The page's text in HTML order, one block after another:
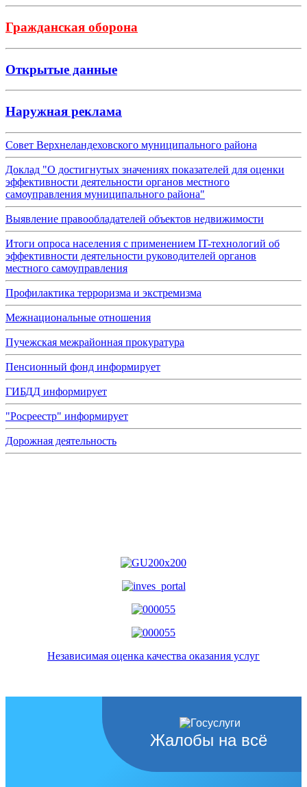
Гражданская оборона
Открытые данные
Наружная реклама
Совет Верхнеландеховского муниципального района
Доклад "О достигнутых значениях показателей для оценки
эффективности деятельности органов местного
самоуправления муниципального района"
Выявление правообладателей объектов недвижимости
Итоги опроса населения с применением IT-технологий об
эффективности деятельности руководителей органов
местного самоуправления
Профилактика терроризма и экстремизма
Межнациональные отношения
Пучежская межрайонная прокуратура
Пенсионный фонд информирует
ГИБДД информирует
"Росреестр" информирует
Дорожная деятельность
Независимая оценка качества оказания услуг
Жалобы на всё